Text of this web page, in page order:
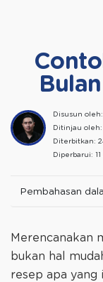
Disusun oleh:
Ditinjau oleh:
Diterbitkan:
Diperbarui:
Pembahasan
Merencanakan
bukan hal
resep apa yang